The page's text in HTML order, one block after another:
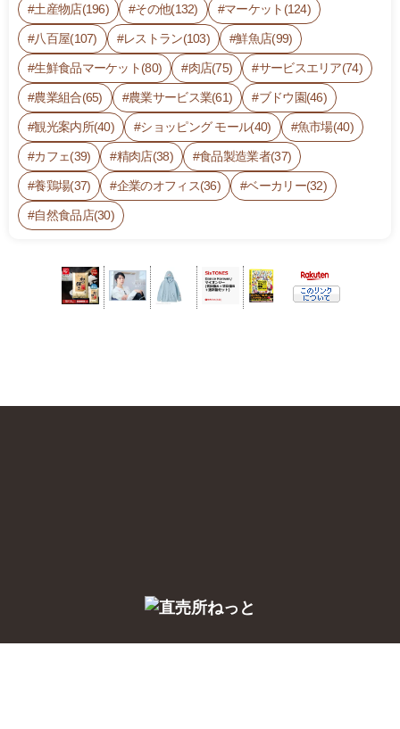
土産物店(196) その他(132) マーケット(124)
八百屋(107) レストラン(103) 鮮魚店(99)
生鮮食品マーケット(80) 肉店(75) サービスエリア(74)
農業組合(65) 農業サービス業(61) ブドウ園(46)
観光案内所(40) ショッピング モール(40) 魚市場(40)
カフェ(39) 精肉店(38) 食品製造業者(37)
養鶏場(37) 企業のオフィス(36) ベーカリー(32)
自然食品店(30)